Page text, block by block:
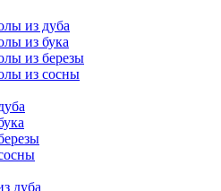
из дуба
из бука
из березы
из сосны
дуба